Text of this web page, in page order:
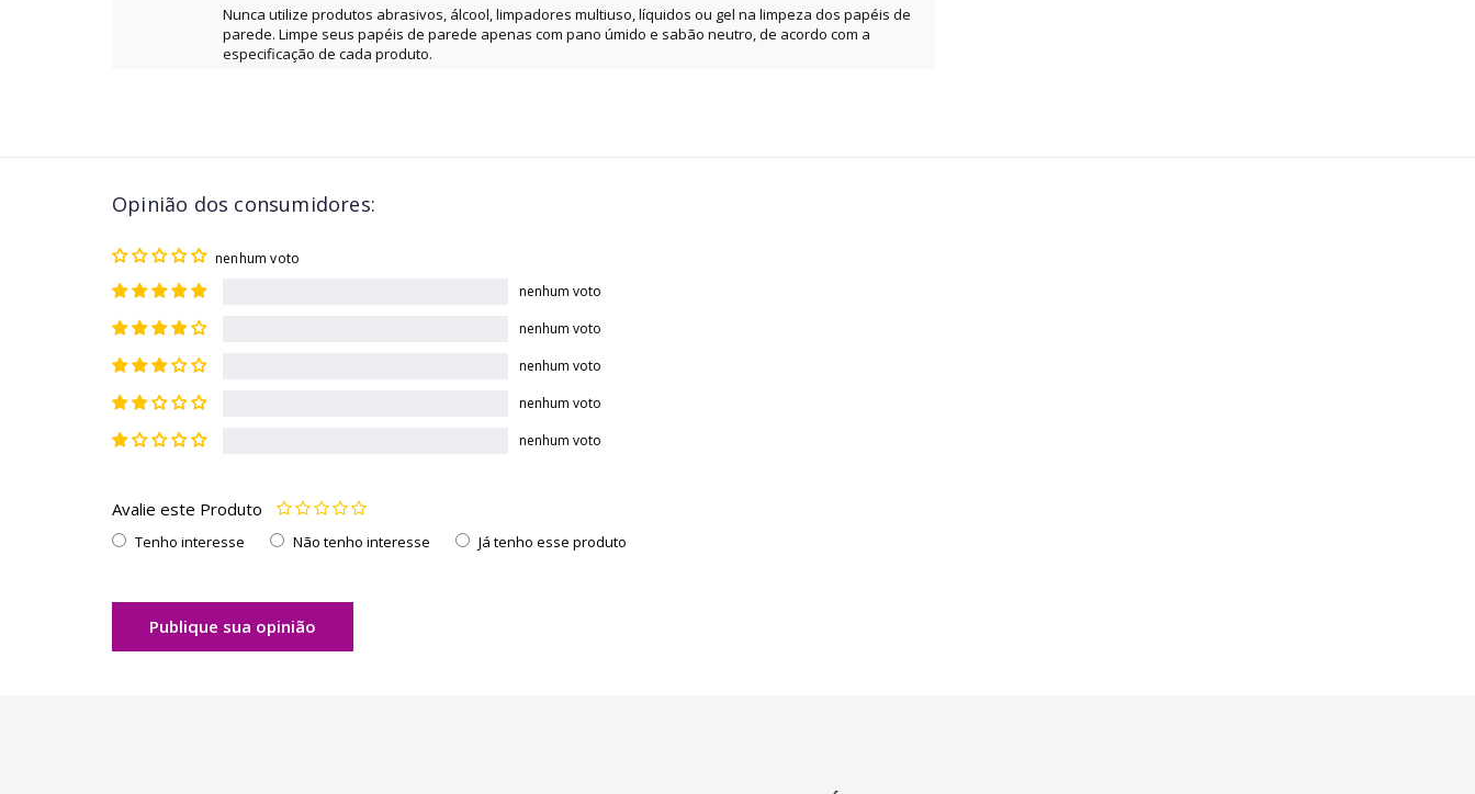
Nunca utilize produtos abrasivos, álcool, limpadores multiuso, líquidos ou gel na limpeza dos papéis de
parede. Limpe seus papéis de parede apenas com pano úmido e sabão neutro, de acordo com a
especificação de cada produto.
Opinião dos consumidores:
nenhum voto
nenhum voto
nenhum voto
nenhum voto
nenhum voto
nenhum voto
Avalie este Produto
Tenho interesse Não tenho interesse Já tenho esse produto
Publique sua opinião